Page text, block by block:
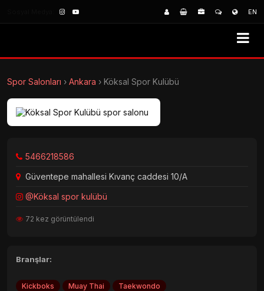
EN
Spor Salonları › Ankara › Köksal Spor Kulübü
5466218586
Güventepe mahallesi Kıvanç caddesi 10/A
@Köksal spor kulübü
72 kez görüntülendi
Branşlar:
Kickboks Muay Thai Taekwondo